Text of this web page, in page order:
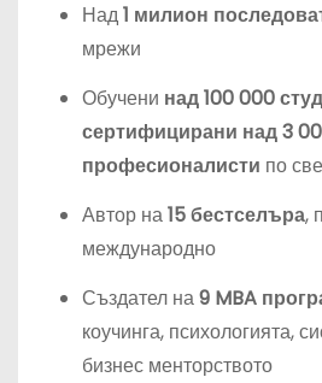
Над1 милион
мрежи
Обучени над 100 000
сертифицирани над 3
професионалисти по
Автор на15 бестселъра,
международно
Създател на9 MBA
коучинга, психологията,
бизнес менторството